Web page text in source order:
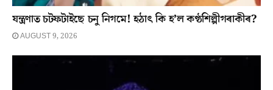
যন্ত্ৰণাত চটফটাইছে চনু নিগমে! হঠাৎ কি হ’ল কণ্ঠশিল্পীগৰাকীৰ?
AUGUST 9, 2026